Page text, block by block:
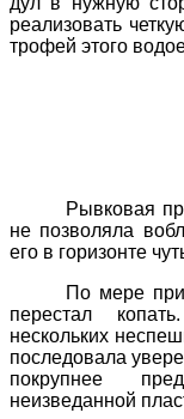
реализовать
трофей этого
Рывковая
не позволяла
его в горизонте
По мере
перестал
нескольких
последовала
покрупнее
неизведанной